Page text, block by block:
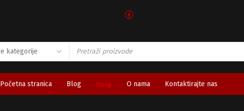
🅯
Početna stranica Blog Shop O nama Kontaktirajte nas